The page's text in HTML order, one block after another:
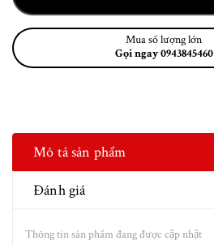
Mua số lượng lớn
Gọi ngay 0943845460
Mô tả sản phẩm
Đánh giá
Thông tin sản phẩm đang được cập nhật